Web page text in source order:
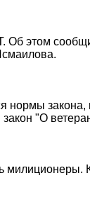
Об этом
нормы
"О
милиционеры.